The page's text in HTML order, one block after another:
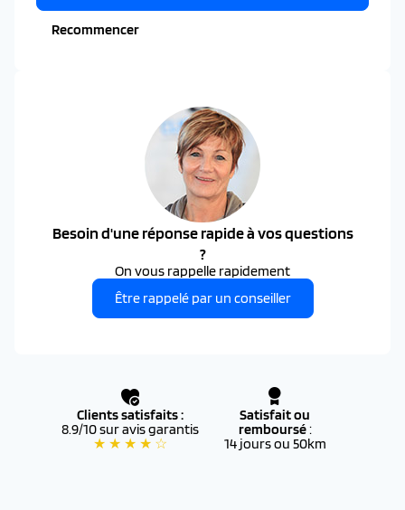
Recommencer
Besoin d'une réponse rapide à vos questions
?
On vous rappelle rapidement
Être rappelé par un conseiller
Clients satisfaits :
8.9/10 sur avis garantis
★ ★ ★ ★ ☆
Satisfait ou
remboursé:
14 jours ou 50km